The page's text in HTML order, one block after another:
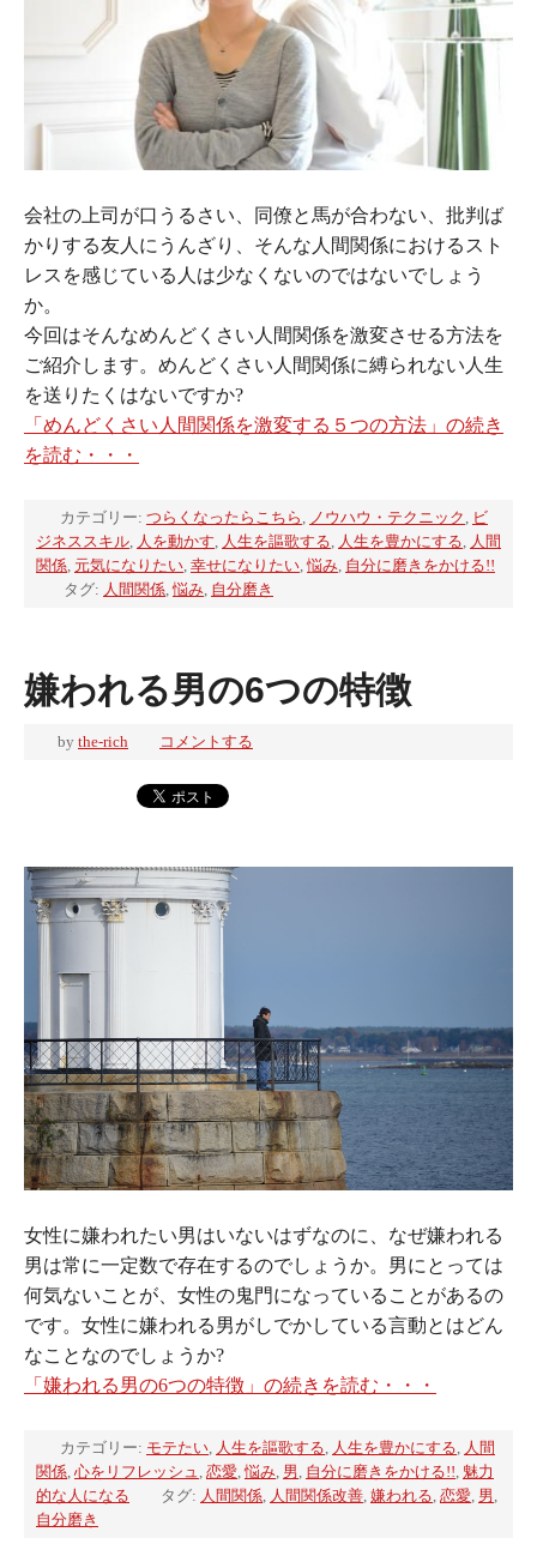
会社の上司が口うるさい、同僚と馬が合わない、批判ば
かりする友人にうんざり、そんな人間関係におけるスト
レスを感じている人は少なくないのではないでしょう
か。
今回はそんなめんどくさい人間関係を激変させる方法を
ご紹介します。めんどくさい人間関係に縛られない人生
を送りたくはないですか?
「めんどくさい人間関係を激変する５つの方法」の続き
を読む・・・
カテゴリー: つらくなったらこちら , ノウハウ・テクニック , ビ
ジネススキル, 人を動かす, 人生を謳歌する, 人生を豊かにする, 人間
関係, 元気になりたい, 幸せになりたい,悩み, 自分に磨きをかける!!
タグ: 人間関係,悩み, 自分磨き
嫌われる男の6つの特徴
by the-rich コメントする
女性に嫌われたい男はいないはずなのに、なぜ嫌われる
男は常に一定数で存在するのでしょうか。男にとっては
何気ないことが、女性の鬼門になっていることがあるの
です。女性に嫌われる男がしでかしている言動とはどん
なことなのでしょうか?
「嫌われる男の6つの特徴」の続きを読む・・・
カテゴリー: モテたい, 人生を謳歌する, 人生を豊かにする, 人間
関係, 心をリフレッシュ , 恋愛,悩み, 男 , 自分に磨きをかける!!, 魅力
的な人になる
タグ: 人間関係, 人間関係改善, 嫌われる, 恋愛, 男 ,
自分磨き